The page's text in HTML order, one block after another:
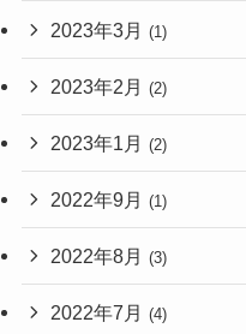
2023年3月 (1)
2023年2月 (2)
2023年1月 (2)
2022年9月 (1)
2022年8月 (3)
2022年7月 (4)